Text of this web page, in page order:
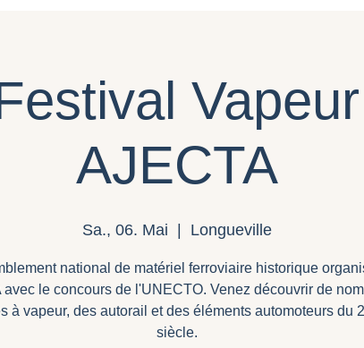
AJECTA
Sa., 06. Mai Longueville
national de matériel ferroviaire historique
avec le concours de l'UNECTO. Venez découvrir de
à vapeur, des autorail et des éléments automoteurs du
siècle.